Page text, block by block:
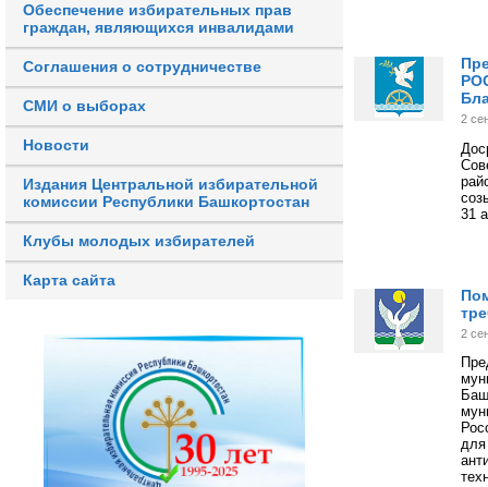
Обеспечение избирательных прав
граждан, являющихся инвалидами
Соглашения о сотрудничестве
СМИ о выборах
Новости
Издания Центральной избирательной
комиссии Республики Башкортостан
Клубы молодых избирателей
Карта сайта
2
31
2